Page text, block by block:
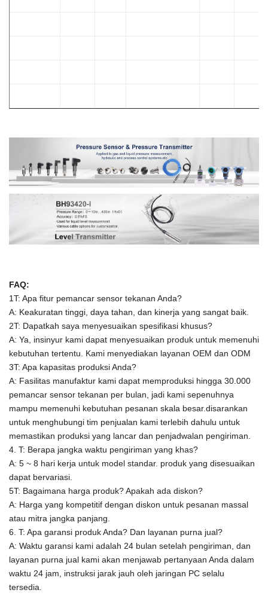
FAQ:
1T: Apa fitur pemancar sensor tekanan Anda?
A: Keakuratan tinggi, daya tahan, dan kinerja yang sangat baik.
2T: Dapatkah saya menyesuaikan spesifikasi khusus?
A: Ya, insinyur kami dapat menyesuaikan produk untuk memenuhi
kebutuhan tertentu.
Kami menyediakan layanan OEM dan ODM
3T: Apa kapasitas produksi Anda?
A: Fasilitas manufaktur kami dapat memproduksi hingga 30.000
pemancar sensor tekanan per bulan, jadi kami sepenuhnya
mampu memenuhi kebutuhan pesanan skala besar.disarankan
untuk menghubungi tim penjualan kami terlebih dahulu untuk
memastikan produksi yang lancar dan penjadwalan pengiriman.
4. T: Berapa jangka waktu pengiriman yang khas?
A: 5 ~ 8 hari kerja untuk model standar. produk yang disesuaikan
dapat bervariasi.
5T: Bagaimana harga produk? Apakah ada diskon?
A: Harga yang kompetitif dengan diskon untuk pesanan massal
atau mitra jangka panjang.
6. T: Apa garansi produk Anda? Dan layanan purna jual?
A: Waktu garansi kami adalah 24 bulan setelah pengiriman, dan
layanan purna jual kami akan menjawab pertanyaan Anda dalam
waktu 24 jam, instruksi jarak jauh oleh jaringan PC selalu
tersedia.